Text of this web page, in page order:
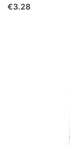
€3.28